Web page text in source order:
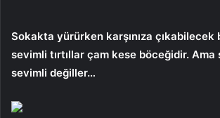
Sokakta yürürken karşınıza çıkabilecek
sevimli tırtıllar çam kese böceğidir. Ama
sevimli değiller…